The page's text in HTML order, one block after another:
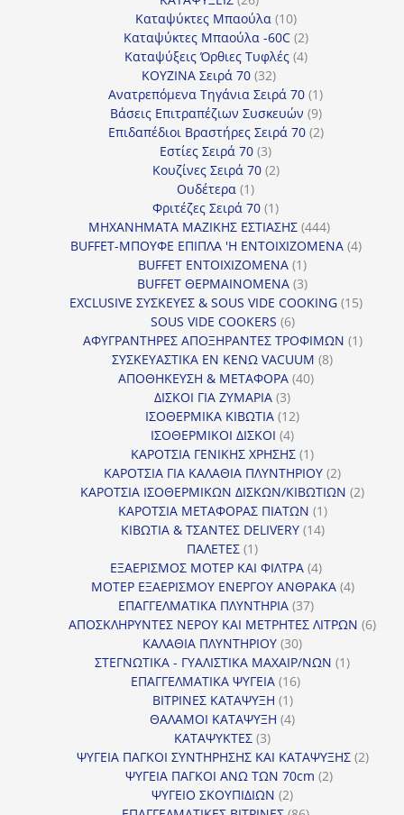
προϊόντα
Καταψύκτες Μπαούλα 1010
προϊόντα
Καταψύκτες Μπαούλα -60C 22
προϊόντα
Καταψύξεις Όρθιες Τυφλές 44
ΚΟΥΖΙΝΑ Σειρά 70 3232
προϊόντα
Ανατρεπόμενα Τηγάνια Σειρά 70 11
προϊόν
Βάσεις Επιτραπέζιων Συσκευών 99
προϊόντα
Επιδαπέδιοι Βραστήρες Σειρά 70 22
Εστίες Σειρά 70 33
προϊόντα
Κουζίνες Σειρά 70 22
Ουδέτερα 11
προϊόν
Φριτέζες Σειρά 70 11
προϊόν
ΜΗΧΑΝΗΜΑΤΑ ΜΑΖΙΚΗΣ ΕΣΤΙΑΣΗΣ 444444
προϊόντα
BUFFET-ΜΠΟΥΦΕ ΕΠΙΠΛΑ 'Η ΕΝΤΟΙΧΙΖΟΜΕΝΑ 44
BUFFET ΕΝΤΟΙΧΙΖΟΜΕΝΑ 11
προϊόν
BUFFET ΘΕΡΜΑΙΝΟΜΕΝΑ 33
προϊόντα
EXCLUSIVE ΣΥΣΚΕΥΕΣ & SOUS VIDE COOKING 1515
SOUS VIDE COOKERS 66
προϊόντα
ΑΦΥΓΡΑΝΤΗΡΕΣ ΑΠΟΞΗΡΑΝΤΕΣ ΤΡΟΦΙΜΩΝ 11
ΣΥΣΚΕΥΑΣΤΙΚΑ ΕΝ ΚΕΝΩ VACUUM 88
ΑΠΟΘΗΚΕΥΣΗ & ΜΕΤΑΦΟΡΑ 4040
ΔΙΣΚΟΙ ΓΙΑ ΖΥΜΑΡΙΑ 33
προϊόντα
ΙΣΟΘΕΡΜΙΚΑ ΚΙΒΩΤΙΑ 1212
ΙΣΟΘΕΡΜΙΚΟΙ ΔΙΣΚΟΙ 44
προϊόντα
ΚΑΡΟΤΣΙΑ ΓΕΝΙΚΗΣ ΧΡΗΣΗΣ 11
προϊόν
ΚΑΡΟΤΣΙΑ ΓΙΑ ΚΑΛΑΘΙΑ ΠΛΥΝΤΗΡΙΟΥ 22
προϊόντα
ΚΑΡΟΤΣΙΑ ΙΣΟΘΕΡΜΙΚΩΝ ΔΙΣΚΩΝ/ΚΙΒΩΤΙΩΝ 22
ΚΑΡΟΤΣΙΑ ΜΕΤΑΦΟΡΑΣ ΠΙΑΤΩΝ 11
προϊόν
ΚΙΒΩΤΙΑ & ΤΣΑΝΤΕΣ DELIVERY 1414
ΠΑΛΕΤΕΣ 11
προϊόν
ΕΞΑΕΡΙΣΜΟΣ ΜΟΤΕΡ ΚΑΙ ΦΙΛΤΡΑ 44
προϊόντα
ΜΟΤΕΡ ΕΞΑΕΡΙΣΜΟΥ ΕΝΕΡΓΟΥ ΑΝΘΡΑΚΑ 44
ΕΠΑΓΓΕΛΜΑΤΙΚΑ ΠΛΥΝΤΗΡΙΑ 3737
προϊόντα
ΑΠΟΣΚΛΗΡΥΝΤΕΣ ΝΕΡΟΥ ΚΑΙ ΜΕΤΡΗΤΕΣ ΛΙΤΡΩΝ 66
ΚΑΛΑΘΙΑ ΠΛΥΝΤΗΡΙΟΥ 3030
προϊόντα
ΣΤΕΓΝΩΤΙΚΑ - ΓΥΑΛΙΣΤΙΚΑ ΜΑΧΑΙΡ/ΝΩΝ 11
ΕΠΑΓΓΕΛΜΑΤΙΚΑ ΨΥΓΕΙΑ 1616
ΒΙΤΡΙΝΕΣ ΚΑΤΑΨΥΞΗ 11
προϊόν
ΘΑΛΑΜΟΙ ΚΑΤΑΨΥΞΗ 44
ΚΑΤΑΨΥΚΤΕΣ 33
προϊόντα
ΨΥΓΕΙΑ ΠΑΓΚΟΙ ΣΥΝΤΗΡΗΣΗΣ ΚΑΙ ΚΑΤΑΨΥΞΗΣ 22
ΨΥΓΕΙΑ ΠΑΓΚΟΙ ΑΝΩ ΤΩΝ 70cm 22
ΨΥΓΕΙΟ ΣΚΟΥΠΙΔΙΩΝ 22